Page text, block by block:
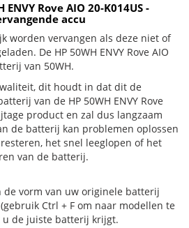
Rove AIO 20-K014US -
accu
worden vervangen als deze niet of
De HP 50WH ENVY Rove AIO
van 50WH.
dit houdt in dat dit de
van de HP 50WH ENVY Rove
product en zal dus langzaam
de batterij kan problemen oplossen
het snel leeglopen of het
van de batterij.
de vorm van uw originele batterij
(gebruik Ctrl + F om naar modellen te
u de juiste batterij krijgt.